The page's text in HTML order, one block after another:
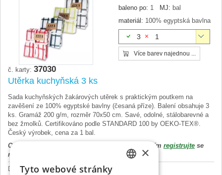
baleno po: 1 MJ: bal
materiál: 100% egyptská bavlna
3 1
Více barev najednou ...
č. karty: 37030
Utěrka kuchyňská 3 ks
Sada kuchyňských žakárových utěrek s praktickým poutkem na
zavěšení ze 100% egyptské bavlny (česaná příze). Balení obsahuje 3
ks. Gramáž 200 g/m, rozměr 70x50 cm. Savé, odolné, stálobarevné a
bez žmolků. Certifikováno podle STANDARD 100 by OEKO-TEX®.
Český výrobek, cena za 1 bal.
Cena výrobku se zobrazí až po přihlášení. Prosím registrujte se
nebo
Další zboží >Utěrky
×
Tyto webové stránky